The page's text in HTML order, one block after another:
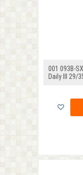
001 093B-
Daily III 29/